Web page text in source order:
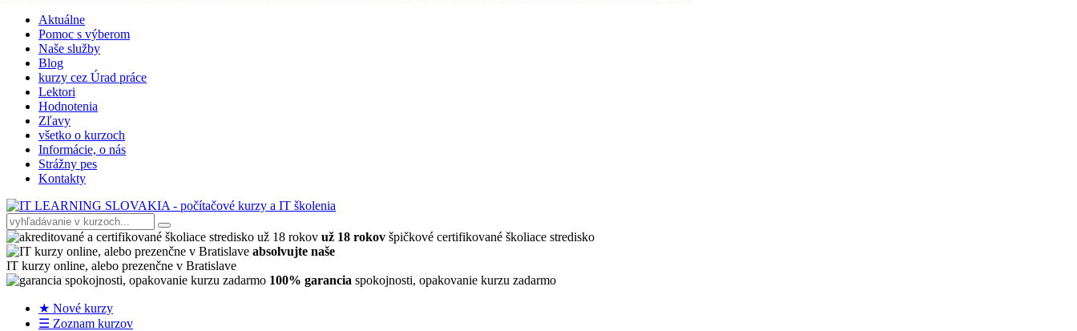
Aktuálne
Pomoc s výberom
Naše služby
Blog
kurzy cez Úrad práce
Lektori
Hodnotenia
Zľavy
všetko o kurzoch
Informácie, o nás
Strážny pes
Kontakty
už 18 rokov špičkové certifikované školiace stredisko
absolvujte naše
IT kurzy online, alebo prezenčne v Bratislave
100% garancia spokojnosti, opakovanie kurzu zadarmo
★ Nové kurzy
☰ Zoznam kurzov